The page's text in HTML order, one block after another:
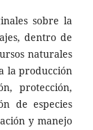
sobre la
dentro de
naturales
la producción
protección,
de especies
y manejo